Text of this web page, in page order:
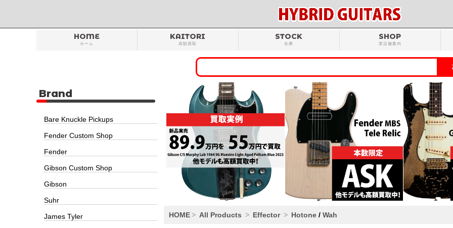
HOME
ホーム
KAITORI
高額買取
STOCK
在庫
SHOP
実店舗案内
HOME All Products Effector Hotone / Wah
Brand
Bare Knuckle Pickups
Fender Custom Shop
Fender
Gibson Custom Shop
Gibson
Suhr
James Tyler